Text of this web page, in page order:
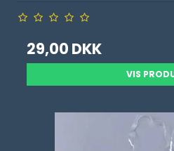
29,00 DKK
VIS